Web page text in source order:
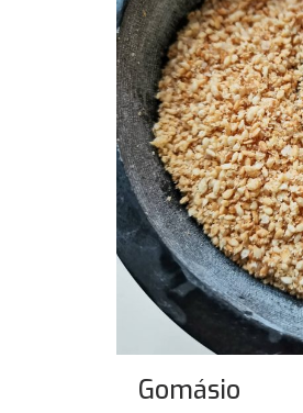
Gomásio